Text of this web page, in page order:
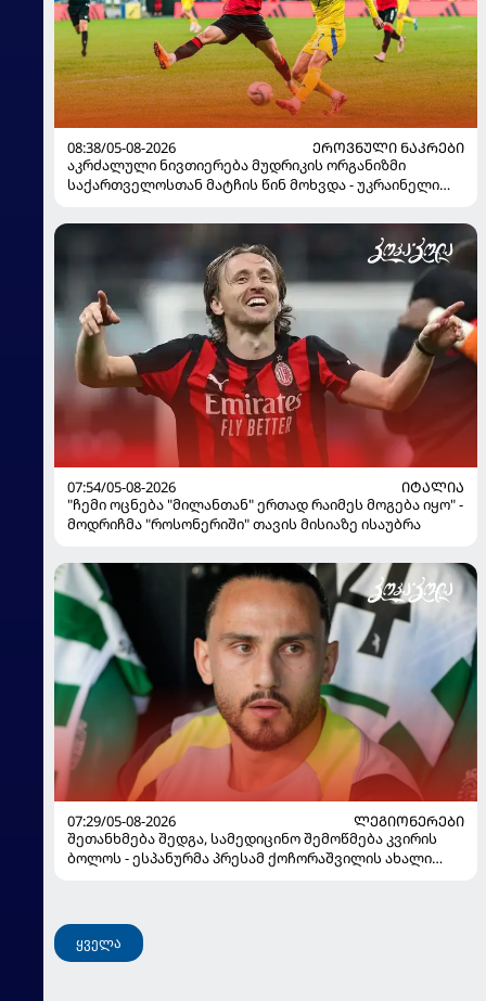
08:38/05-08-2026
ᲔᲠᲝᲕᲜᲣᲚᲘ ᲜᲐᲙᲠᲔᲑᲘ
აკრძალული ნივთიერება მუდრიკის ორგანიზმი
საქართველოსთან მატჩის წინ მოხვდა - უკრაინელი
ინფორმაციას ავრცელებს
07:54/05-08-2026
ᲘᲢᲐᲚᲘᲐ
"ჩემი ოცნება "მილანთან" ერთად რაიმეს მოგება იყო" -
მოდრიჩმა "როსონერიში" თავის მისიაზე ისაუბრა
07:29/05-08-2026
ᲚᲔᲒᲘᲝᲜᲔᲠᲔᲑᲘ
შეთანხმება შედგა, სამედიცინო შემოწმება კვირის
ბოლოს - ესპანურმა პრესამ ქოჩორაშვილის ახალი
ყველა